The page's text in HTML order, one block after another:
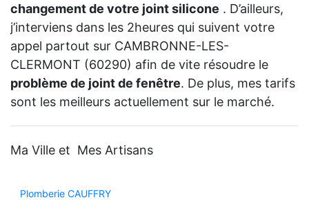
changement de votre joint silicone . D’ailleurs,
j’interviens dans les 2heures qui suivent votre
appel partout sur CAMBRONNE-LES-
CLERMONT (60290) afin de vite résoudre le
problème de joint de fenêtre. De plus, mes tarifs
sont les meilleurs actuellement sur le marché.
Ma Ville et Mes Artisans
Plomberie CAUFFRY